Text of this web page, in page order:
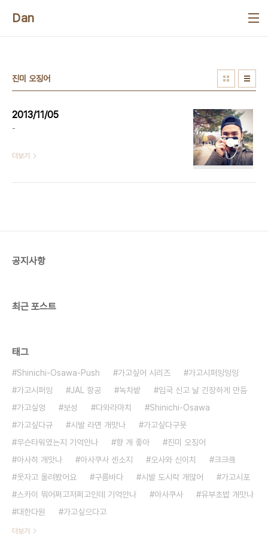
Dan
진미 오징어
2013/11/05
-
더보기
공지사항
최근 포스트
태그
Shinichi-Osawa-Push 가고싶어 시리즈
가고시퍼잉잉잉
가고시퍼잉
JAL 항공 녹차밭
입국 신고 날 긴장하게 만듬
가고싶엉
보성 다와라마치
Shinichi-Osawa
가고싶다규
시발 라면 개맛나
가고싶다구욧
무슨타워였는지 기억안나
향 개 좋아
진미 오징어
아사히 개맛나
아사쿠사 센소지 오사와 신이치
크크킄
웃자고 올려봤어요
구름바다 시발 도시락 개많어
가고시포
스카이 뭐어쩌고저쩌고인데 기억안나
아사쿠사
유부초밥 개맛나
대한다원
가고싶으다고
더보기